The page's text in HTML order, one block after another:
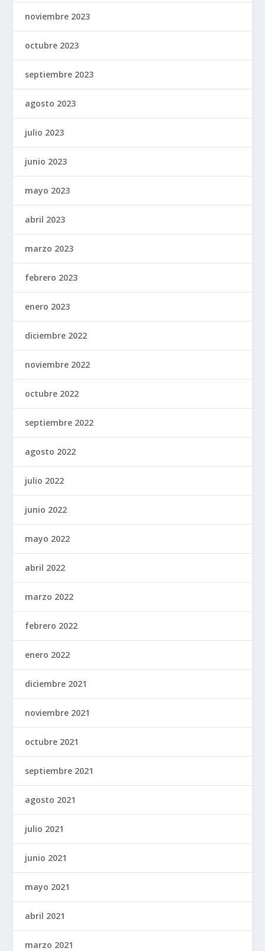
noviembre 2023
octubre 2023
septiembre 2023
agosto 2023
julio 2023
junio 2023
mayo 2023
abril 2023
marzo 2023
febrero 2023
enero 2023
diciembre 2022
noviembre 2022
octubre 2022
septiembre 2022
agosto 2022
julio 2022
junio 2022
mayo 2022
abril 2022
marzo 2022
febrero 2022
enero 2022
diciembre 2021
noviembre 2021
octubre 2021
septiembre 2021
agosto 2021
julio 2021
junio 2021
mayo 2021
abril 2021
marzo 2021